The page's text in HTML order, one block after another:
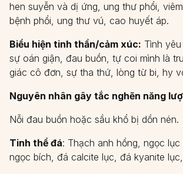
hen suyễn và dị ứng, ung thư phổi,
bệnh phổi, ung thư vú, cao huyết áp.
Biểu hiện tinh thần/cảm xúc: Tình
sự oán giận, đau buồn, tự coi mình là
giác cô đơn, sự tha thứ, lòng từ bi, hy
Nguyên nhân gây tắc nghẽn năng
Nỗi đau buồn hoặc sầu khổ bị dồn nén.
Tinh thể đá: Thạch anh hồng, ngọc
ngọc bích, đá calcite lục, đá kyanite